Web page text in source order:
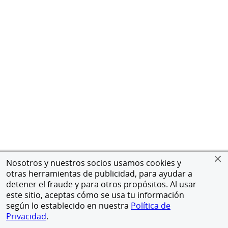
Nosotros y nuestros socios usamos cookies y
otras herramientas de publicidad, para ayudar a
detener el fraude y para otros propósitos. Al usar
este sitio, aceptas cómo se usa tu información
según lo establecido en nuestra Política de
Privacidad.